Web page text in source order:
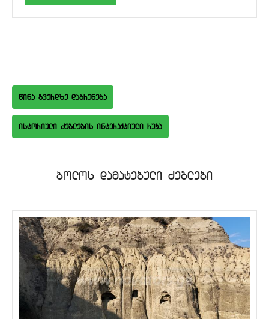
wina gverdze dabruneba
istoriuli Zeglebis interaqtiuli ruka
bolos damatebuli Zeglebi